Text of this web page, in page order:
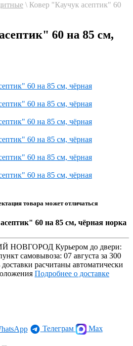
\ Ковер "Каучук асептик" 60
60 на 85 см,
товара может отличаться
60 на 85 см, чёрная норка
НОВГОРОД Курьером до двери:
самовывоза: 07 августа за 300
расчитаны автоматически
Подробнее о доставке
Телеграм Max